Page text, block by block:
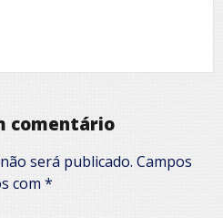
comentário
será publicado. Campos
com *